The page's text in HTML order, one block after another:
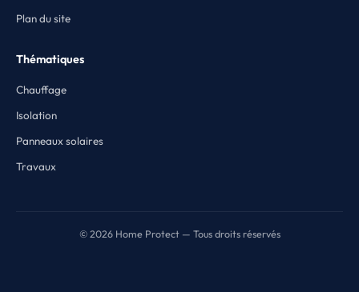
Plan du site
Thématiques
Chauffage
Isolation
Panneaux solaires
Travaux
© 2026 Home Protect — Tous droits réservés